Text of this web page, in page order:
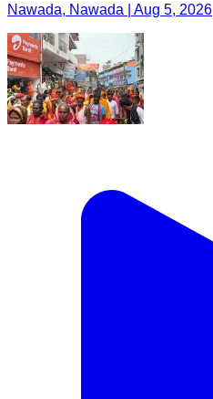
Nawada, Nawada | Aug 5, 2026